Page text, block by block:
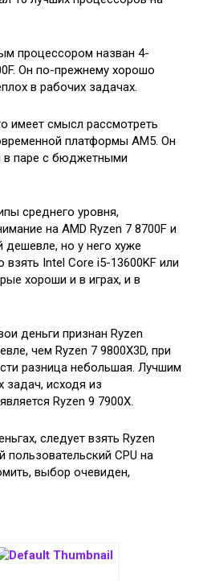
процессором назван 4-
Он по-прежнему хорошо
в рабочих задачах.
имеет смысл рассмотреть
платформы AM5. Он
в паре с бюджетными
среднего уровня,
на AMD Ryzen 7 8700F и
дешевле, но у него хуже
Intel Core i5-13600KF или
хороши и в играх, и в
деньги признан Ryzen
чем Ryzen 7 9800X3D, при
разница небольшая. Лучшим
задач, исходя из
Ryzen 9 7900X.
следует взять Ryzen
CPU на
выбор очевиден,